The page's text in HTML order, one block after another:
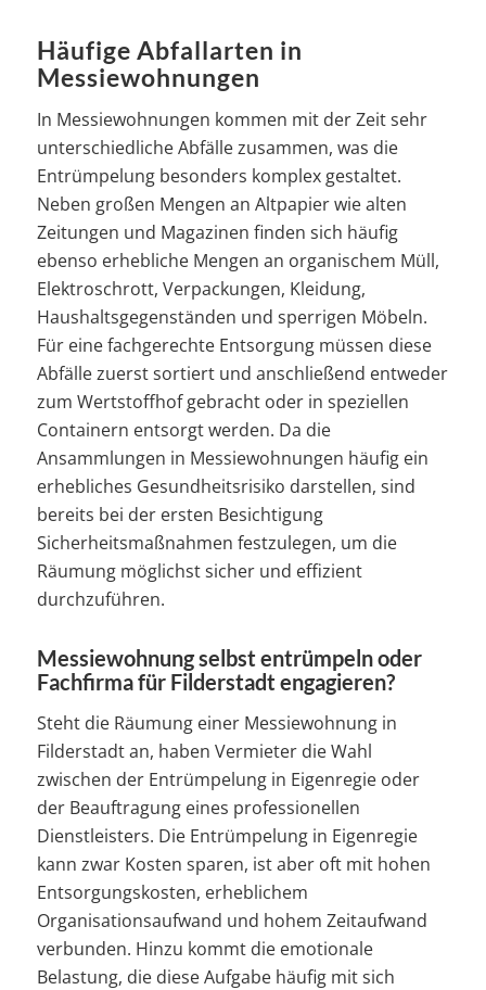
Häufige Abfallarten in
Messiewohnungen
In Messiewohnungen kommen mit der Zeit sehr
unterschiedliche Abfälle zusammen, was die
Entrümpelung besonders komplex gestaltet.
Neben großen Mengen an Altpapier wie alten
Zeitungen und Magazinen finden sich häufig
ebenso erhebliche Mengen an organischem Müll,
Elektroschrott, Verpackungen, Kleidung,
Haushaltsgegenständen und sperrigen Möbeln.
Für eine fachgerechte Entsorgung müssen diese
Abfälle zuerst sortiert und anschließend entweder
zum Wertstoffhof gebracht oder in speziellen
Containern entsorgt werden. Da die
Ansammlungen in Messiewohnungen häufig ein
erhebliches Gesundheitsrisiko darstellen, sind
bereits bei der ersten Besichtigung
Sicherheitsmaßnahmen festzulegen, um die
Räumung möglichst sicher und effizient
durchzuführen.
Messiewohnung selbst entrümpeln oder
Fachfirma für Filderstadt engagieren?
Steht die Räumung einer Messiewohnung in
Filderstadt an, haben Vermieter die Wahl
zwischen der Entrümpelung in Eigenregie oder
der Beauftragung eines professionellen
Dienstleisters. Die Entrümpelung in Eigenregie
kann zwar Kosten sparen, ist aber oft mit hohen
Entsorgungskosten, erheblichem
Organisationsaufwand und hohem Zeitaufwand
verbunden. Hinzu kommt die emotionale
Belastung, die diese Aufgabe häufig mit sich